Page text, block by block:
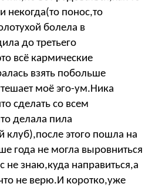
некогда(то понос,то
болела в
до третьего
всё кармические
взять побольше
моё эго-ум.Ника
сделать со всем
делала пила
этого пошла на
года не могла выровниться
не знаю,куда направиться,а
не верю.И коротко,уже